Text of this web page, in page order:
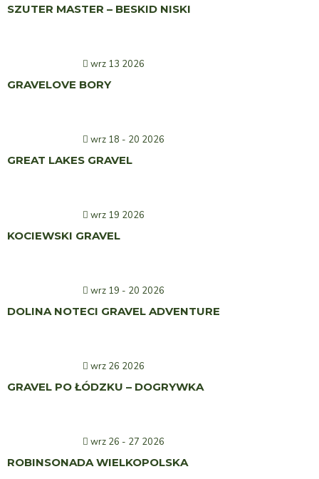
SZUTER MASTER – BESKID NISKI
wrz 13 2026
GRAVELOVE BORY
wrz 18 - 20 2026
GREAT LAKES GRAVEL
wrz 19 2026
KOCIEWSKI GRAVEL
wrz 19 - 20 2026
DOLINA NOTECI GRAVEL ADVENTURE
wrz 26 2026
GRAVEL PO ŁÓDZKU – DOGRYWKA
wrz 26 - 27 2026
ROBINSONADA WIELKOPOLSKA